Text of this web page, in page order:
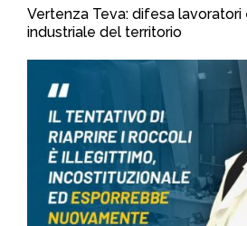
Vertenza Teva: difesa
industriale del territorio